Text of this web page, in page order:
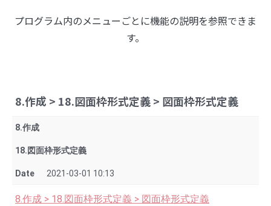
プログラム内のメニューごとに機能の説明を参照できま
す。
8.作成 > 18.図面枠形式定義 > 図面枠形式定義
8.作成
18.図面枠形式定義
Date 2021-03-01 10:13
8.作成 > 18.図面枠形式定義 > 図面枠形式定義